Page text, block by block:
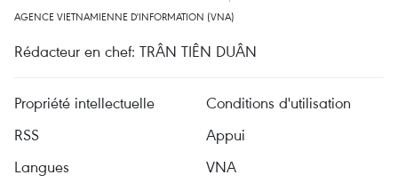
AGENCE VIETNAMIENNE D'INFORMATION (VNA)
Rédacteur en chef: TRÂN TIÊN DUÂN
Propriété intellectuelle
Conditions d'utilisation
RSS
Appui
Langues
VNA